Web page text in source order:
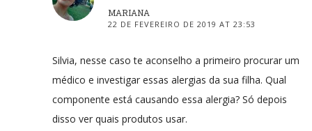
MARIANA
22 DE FEVEREIRO DE 2019 AT 23:53
Silvia, nesse caso te aconselho a primeiro procurar um
médico e investigar essas alergias da sua filha. Qual
componente está causando essa alergia? Só depois
disso ver quais produtos usar.